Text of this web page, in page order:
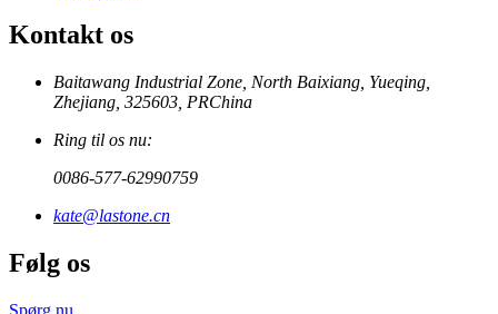
Kontakt os
Baitawang Industrial Zone, North Baixiang, Yueqing,
Zhejiang, 325603, PRChina
Ring til os nu:
0086-577-62990759
kate@lastone.cn
Følg os
Spørg nu